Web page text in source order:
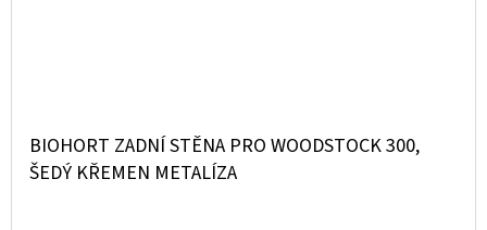
BIOHORT ZADNÍ STĚNA PRO WOODSTOCK 300,
ŠEDÝ KŘEMEN METALÍZA